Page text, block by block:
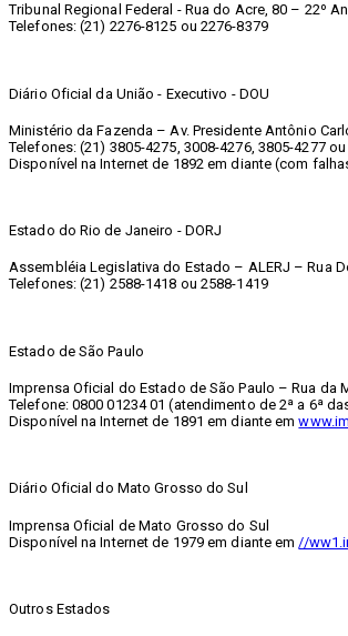
Tribunal Regional Federal - Rua do Acre, 80 – 22º
Telefones: (21) 2276-8125 ou 2276-8379
Diário Oficial da União - Executivo - DOU
Ministério da Fazenda – Av. Presidente Antônio
Telefones: (21) 3805-4275, 3008-4276, 3805-4277
Disponível na Internet de 1892 em diante (com
Estado do Rio de Janeiro - DORJ
Assembléia Legislativa do Estado – ALERJ – Rua
Telefones: (21) 2588-1418 ou 2588-1419
Estado de São Paulo
Imprensa Oficial do Estado de São Paulo – Rua da
Telefone: 0800 01234 01 (atendimento de 2ª a 6ª
Disponível na Internet de 1891 em diante em
Diário Oficial do Mato Grosso do Sul
Imprensa Oficial de Mato Grosso do Sul
Disponível na Internet de 1979 em diante em //
Outros Estados